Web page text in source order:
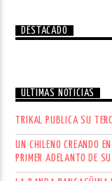
DESTACADO
ÚLTIMAS NOTICIAS
TRIKAL PUBLICA SU
UN CHILENO CREANDO
PRIMER ADELANTO DE